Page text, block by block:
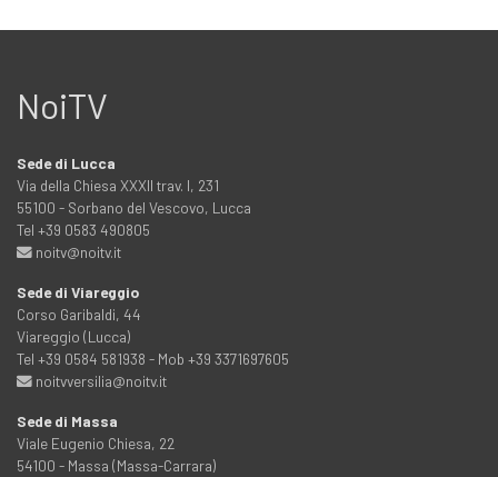
NoiTV
Sede di Lucca
Via della Chiesa XXXII trav. I, 231
55100 - Sorbano del Vescovo, Lucca
Tel +39 0583 490805
noitv@noitv.it
Sede di Viareggio
Corso Garibaldi, 44
Viareggio (Lucca)
Tel +39 0584 581938 - Mob +39 3371697605
noitvversilia@noitv.it
Sede di Massa
Viale Eugenio Chiesa, 22
54100 - Massa (Massa-Carrara)